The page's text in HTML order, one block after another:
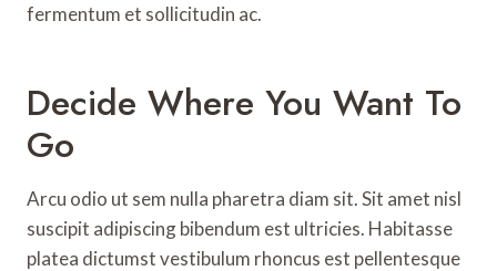
fermentum et sollicitudin ac.
Decide Where You Want To
Go
Arcu odio ut sem nulla pharetra diam sit. Sit amet nisl
suscipit adipiscing bibendum est ultricies. Habitasse
platea dictumst vestibulum rhoncus est pellentesque